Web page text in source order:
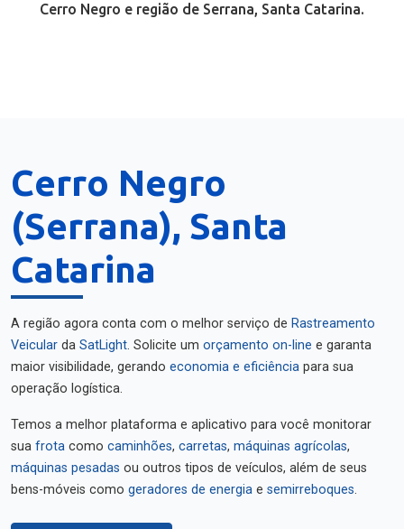
Cerro Negro e região de Serrana, Santa Catarina.
Cerro Negro
(Serrana), Santa
Catarina
A região agora conta com o melhor serviço de Rastreamento
Veicular da SatLight. Solicite um orçamento on-line e garanta
maior visibilidade, gerando economia e eficiência para sua
operação logística.
Temos a melhor plataforma e aplicativo para você monitorar
sua frota como caminhões, carretas, máquinas agrícolas,
máquinas pesadas ou outros tipos de veículos, além de seus
bens-móveis como geradores de energia e semirreboques.